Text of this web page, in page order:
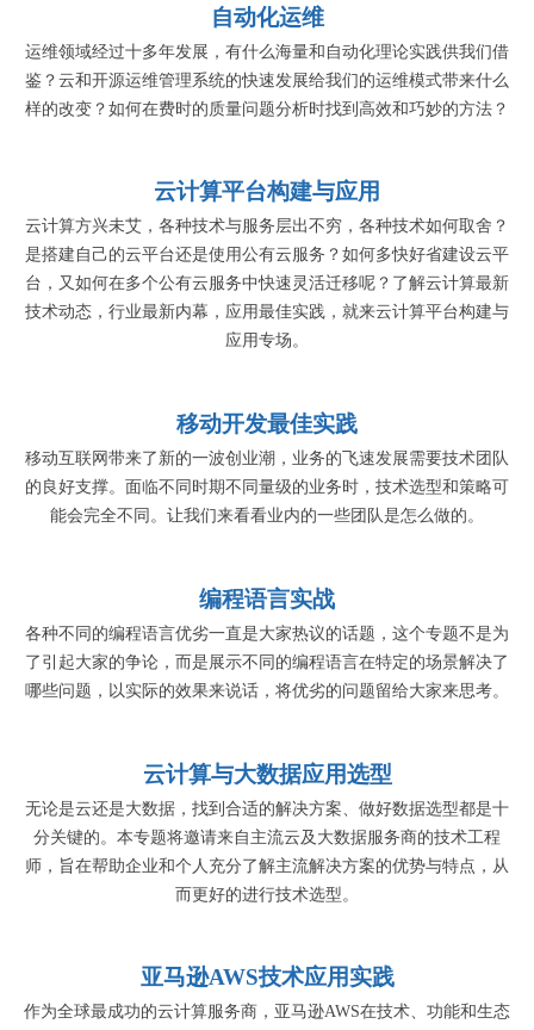
自动化运维
运维领域经过十多年发展，有什么海量和自动化理论实践供我们借
鉴？云和开源运维管理系统的快速发展给我们的运维模式带来什么
样的改变？如何在费时的质量问题分析时找到高效和巧妙的方法？
云计算平台构建与应用
云计算方兴未艾，各种技术与服务层出不穷，各种技术如何取舍？
是搭建自己的云平台还是使用公有云服务？如何多快好省建设云平
台，又如何在多个公有云服务中快速灵活迁移呢？了解云计算最新
技术动态，行业最新内幕，应用最佳实践，就来云计算平台构建与
应用专场。
移动开发最佳实践
移动互联网带来了新的一波创业潮，业务的飞速发展需要技术团队
的良好支撑。面临不同时期不同量级的业务时，技术选型和策略可
能会完全不同。让我们来看看业内的一些团队是怎么做的。
编程语言实战
各种不同的编程语言优劣一直是大家热议的话题，这个专题不是为
了引起大家的争论，而是展示不同的编程语言在特定的场景解决了
哪些问题，以实际的效果来说话，将优劣的问题留给大家来思考。
云计算与大数据应用选型
无论是云还是大数据，找到合适的解决方案、做好数据选型都是十
分关键的。本专题将邀请来自主流云及大数据服务商的技术工程
师，旨在帮助企业和个人充分了解主流解决方案的优势与特点，从
而更好的进行技术选型。
亚马逊AWS技术应用实践
作为全球最成功的云计算服务商，亚马逊AWS在技术、功能和生态